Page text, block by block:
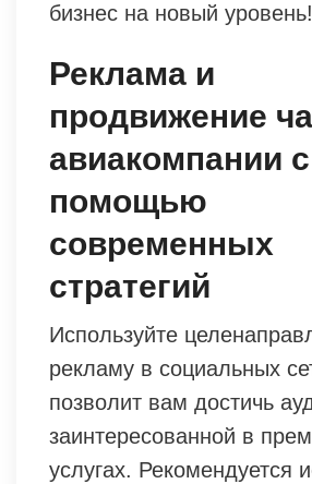
бизнес на новый уровень!
Реклама и
продвижение
авиакомпании с
помощью
современных
стратегий
Используйте
рекламу в социальных
позволит вам достичь
заинтересованной в
услугах. Рекомендуется